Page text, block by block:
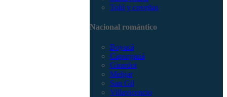
Tolú y coveñas
Nacional romántico
Boyacá
Capurganá
Girardot
Melgar
San Gil
Villavicencio